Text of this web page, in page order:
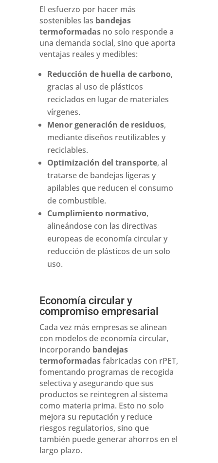
El esfuerzo por hacer más
sostenibles las bandejas
termoformadasno solo responde a
una demanda social, sino que aporta
ventajas reales y medibles:
Reducción de huella de carbono,
gracias al uso de plásticos
reciclados en lugar de materiales
vírgenes.
Menor generación de residuos,
mediante diseños reutilizables y
reciclables.
Optimización del transporte, al
tratarse de bandejas ligeras y
apilables que reducen el consumo
de combustible.
Cumplimiento normativo,
alineándose con las directivas
europeas de economía circular y
reducción de plásticos de un solo
uso.
Economía circular y
compromiso empresarial
Cada vez más empresas se alinean
con modelos de economía circular,
incorporando bandejas
termoformadasfabricadas con rPET,
fomentando programas de recogida
selectiva y asegurando que sus
productos se reintegren al sistema
como materia prima. Esto no solo
mejora su reputación y reduce
riesgos regulatorios, sino que
también puede generar ahorros en el
largo plazo.